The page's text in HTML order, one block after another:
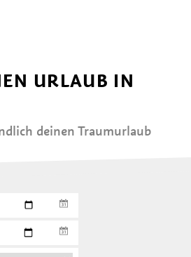
URLAUB IN
deinen Traumurlaub